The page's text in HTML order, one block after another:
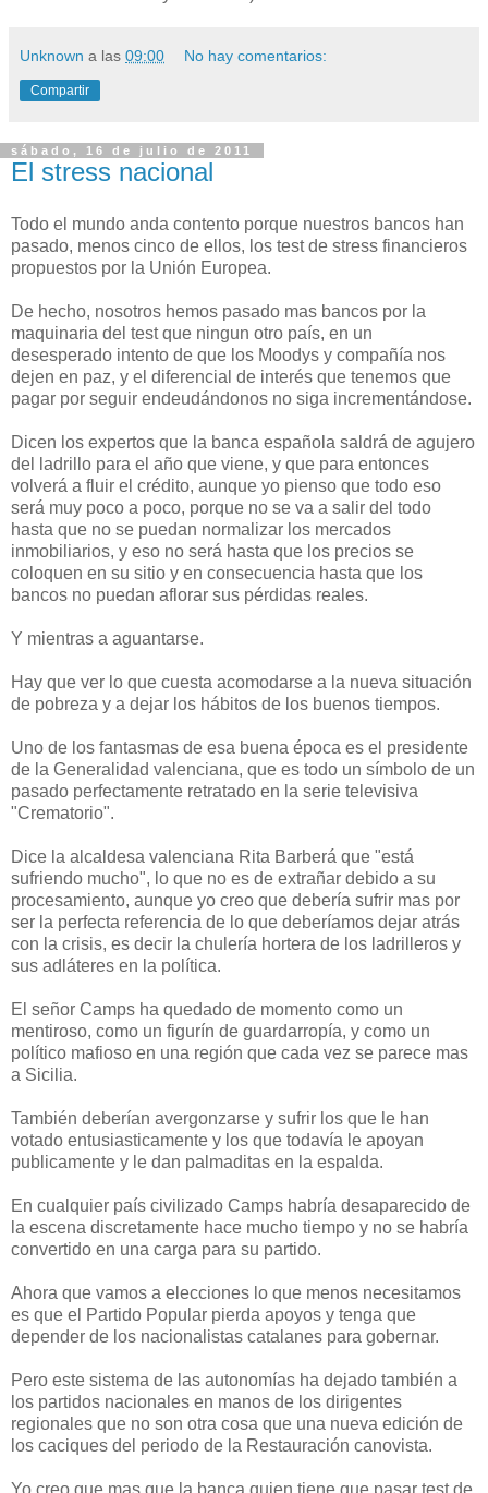
Unknown a las 09:00 No hay comentarios:
Compartir
sábado, 16 de julio de 2011
El stress nacional
Todo el mundo anda contento porque nuestros bancos han
pasado, menos cinco de ellos, los test de stress financieros
propuestos por la Unión Europea.
De hecho, nosotros hemos pasado mas bancos por la
maquinaria del test que ningun otro país, en un
desesperado intento de que los Moodys y compañía nos
dejen en paz, y el diferencial de interés que tenemos que
pagar por seguir endeudándonos no siga incrementándose.
Dicen los expertos que la banca española saldrá de agujero
del ladrillo para el año que viene, y que para entonces
volverá a fluir el crédito, aunque yo pienso que todo eso
será muy poco a poco, porque no se va a salir del todo
hasta que no se puedan normalizar los mercados
inmobiliarios, y eso no será hasta que los precios se
coloquen en su sitio y en consecuencia hasta que los
bancos no puedan aflorar sus pérdidas reales.
Y mientras a aguantarse.
Hay que ver lo que cuesta acomodarse a la nueva situación
de pobreza y a dejar los hábitos de los buenos tiempos.
Uno de los fantasmas de esa buena época es el presidente
de la Generalidad valenciana, que es todo un símbolo de un
pasado perfectamente retratado en la serie televisiva
"Crematorio".
Dice la alcaldesa valenciana Rita Barberá que "está
sufriendo mucho", lo que no es de extrañar debido a su
procesamiento, aunque yo creo que debería sufrir mas por
ser la perfecta referencia de lo que deberíamos dejar atrás
con la crisis, es decir la chulería hortera de los ladrilleros y
sus adláteres en la política.
El señor Camps ha quedado de momento como un
mentiroso, como un figurín de guardarropía, y como un
político mafioso en una región que cada vez se parece mas
a Sicilia.
También deberían avergonzarse y sufrir los que le han
votado entusiasticamente y los que todavía le apoyan
publicamente y le dan palmaditas en la espalda.
En cualquier país civilizado Camps habría desaparecido de
la escena discretamente hace mucho tiempo y no se habría
convertido en una carga para su partido.
Ahora que vamos a elecciones lo que menos necesitamos
es que el Partido Popular pierda apoyos y tenga que
depender de los nacionalistas catalanes para gobernar.
Pero este sistema de las autonomías ha dejado también a
los partidos nacionales en manos de los dirigentes
regionales que no son otra cosa que una nueva edición de
los caciques del periodo de la Restauración canovista.